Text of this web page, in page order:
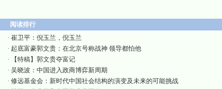
阅读排行
· 崔卫平：倪玉兰，倪玉兰
· 起底富豪郭文贵：在北京号称战神 领导都怕他
·
【特稿】郭文贵夺富记
· 吴晓波：中国进入政商博弈新周期
· 修远基金会：新时代中国社会结构的演变及未来的可能挑战